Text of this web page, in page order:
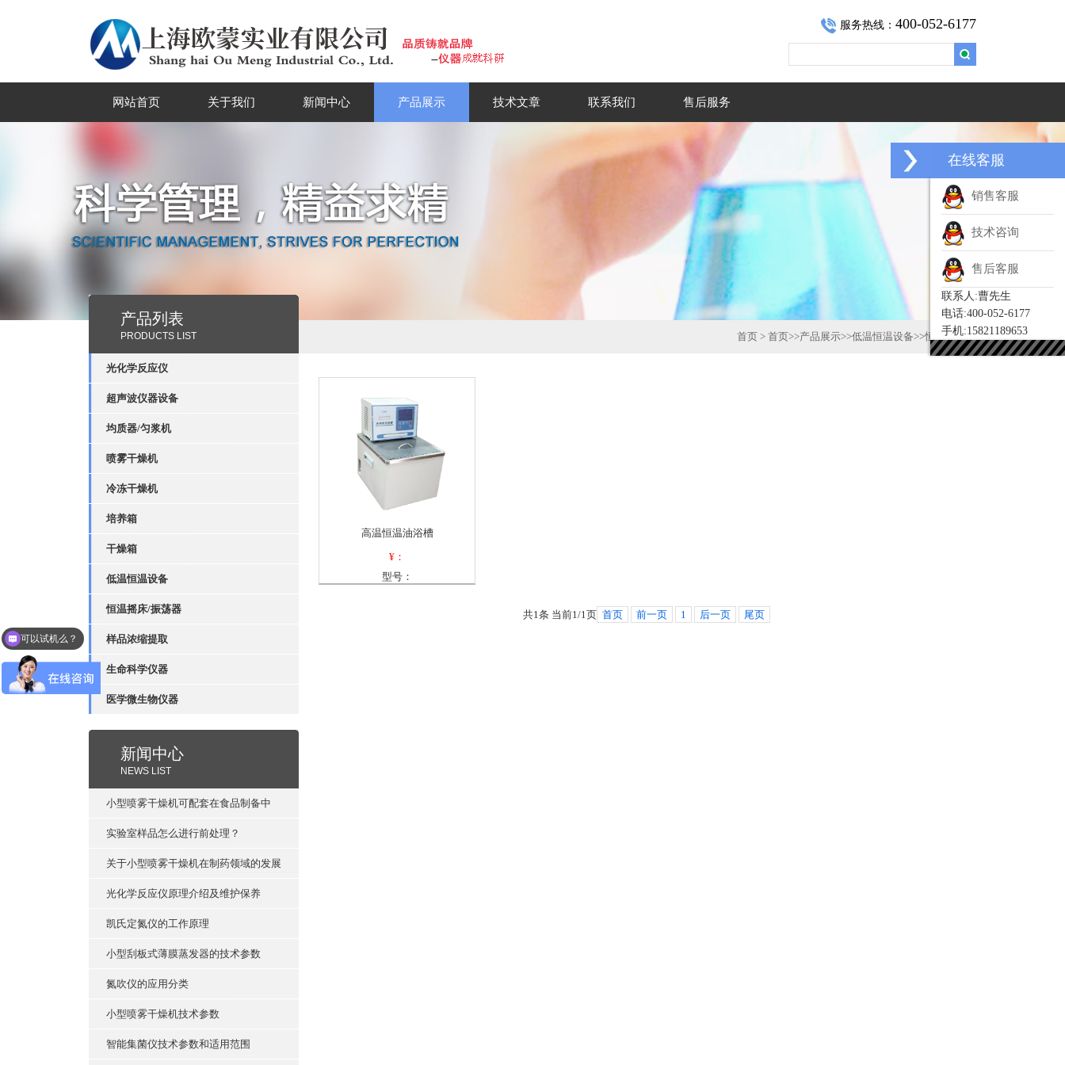
服务热线： 400-052-6177
网站首页 关于我们 新闻中心 产品展示 技术文章 联系我们 售后服务
产品列表
PRODUCTS LIST
光化学反应仪
超声波仪器设备
均质器/匀浆机
喷雾干燥机
冷冻干燥机
培养箱
干燥箱
低温恒温设备
恒温摇床/振荡器
样品浓缩提取
生命科学仪器
医学微生物仪器
新闻中心
NEWS LIST
小型喷雾干燥机可配套在食品制备中
实验室样品怎么进行前处理？
关于小型喷雾干燥机在制药领域的发展
光化学反应仪原理介绍及维护保养
凯氏定氮仪的工作原理
小型刮板式薄膜蒸发器的技术参数
氮吹仪的应用分类
小型喷雾干燥机技术参数
智能集菌仪技术参数和适用范围
首页 > 首页>>产品展示>>低温恒温设备>>恒温油浴槽
高温恒温油浴槽
¥：
型号：
共1条 当前1/1页 首页 前一页 1 后一页 尾页
在线客服
销售客服
技术咨询
售后客服
联系人:曹先生
电话:400-052-6177
手机:15821189653
可以试机么？